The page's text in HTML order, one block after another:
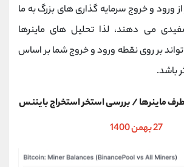
از ورود و خروج سرمایه گذاری های بزرگ به ما
می دهند، لذا تحلیل های ماینرها
بر روی نقطه ورود و خروج شما بر اساس
باشد.
طرف ماینرها / بررسی استخر استخراج بایننس
27 بهمن 1400